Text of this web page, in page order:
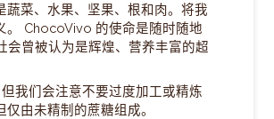
菜、水果、 坚果、 根和肉。将我
。 ChocoVivo 的使命是随时随地
会曾被认为是辉煌、营养丰富的超
我们会注意不要过度加工或精炼
仅由未精制的蔗糖组成。